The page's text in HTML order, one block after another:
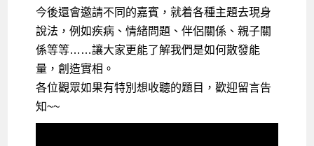
今後還會邀請不同的嘉賓，就着各種主題去現身
說法，例如疾病、情緒問題、伴侶關係、親子關
係等等……讓大家更能了解我們是如何散發能
量，創造實相。
各位觀眾如果有特別想收聽的題目，歡迎留言告
知~~